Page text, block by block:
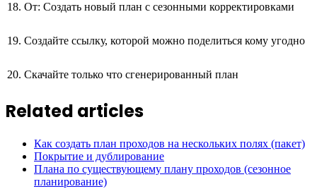
От: Создать новый план с сезонными корректировками
Создайте ссылку, которой можно поделиться кому угодно
Скачайте только что сгенерированный план
Related articles
Как создать план проходов на нескольких полях (пакет)
Покрытие и дублирование
Плана по существующему плану проходов (сезонное
планирование)